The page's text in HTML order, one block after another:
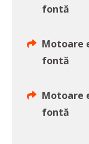
fontă
Motoare
fontă
Motoare
fontă